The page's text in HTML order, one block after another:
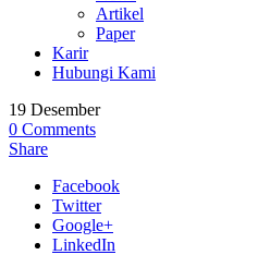
Artikel
Paper
Karir
Hubungi Kami
19 Desember
0 Comments
Share
Facebook
Twitter
Google+
LinkedIn